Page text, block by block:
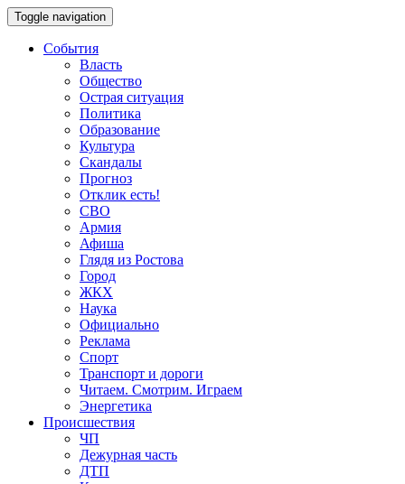
Toggle navigation
События
Власть
Общество
Острая ситуация
Политика
Образование
Культура
Скандалы
Прогноз
Отклик есть!
СВО
Армия
Афиша
Глядя из Ростова
Город
ЖКХ
Наука
Официально
Реклама
Спорт
Транспорт и дороги
Читаем. Смотрим. Играем
Энергетика
Происшествия
ЧП
Дежурная часть
ДТП